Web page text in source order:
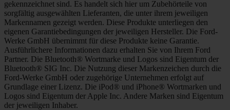
gekennzeichnet sind. Es handelt sich hier um Zubehörteile von
sorgfältig ausgewählten Lieferanten, die unter ihrem jeweiligen
Markennamen gezeigt werden. Diese Produkte unterliegen den
eigenen Garantiebedingungen der jeweiligen Hersteller. Die Ford-
Werke GmbH übernimmt für diese Produkte keine Garantie.
Ausführlichere Informationen dazu erhalten Sie von Ihrem Ford
Partner. Die Bluetooth® Wortmarke und Logos sind Eigentum der
Bluetooth® SIG Inc. Die Nutzung dieser Markenzeichen durch die
Ford-Werke GmbH oder zugehörige Unternehmen erfolgt auf
Grundlage einer Lizenz. Die iPod® und iPhone® Wortmarken und
Logos sind Eigentum der Apple Inc. Andere Marken sind Eigentum
der jeweiligen Inhaber.